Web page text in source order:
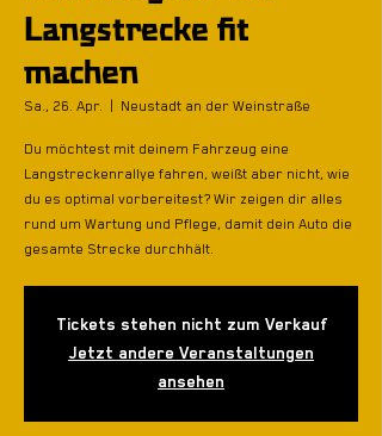
Langstrecke fit
machen
Sa., 26. Apr. Neustadt an der Weinstraße
Du möchtest mit deinem Fahrzeug eine
Langstreckenrallye fahren, weißt aber nicht, wie
du es optimal vorbereitest? Wir zeigen dir alles
rund um Wartung und Pflege, damit dein Auto die
gesamte Strecke durchhält.
Tickets stehen nicht zum Verkauf
Jetzt andere Veranstaltungen
ansehen